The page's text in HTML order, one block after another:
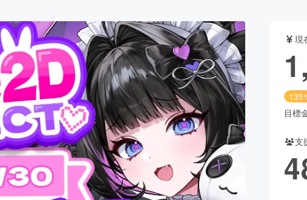
音楽 舞台・パフォーマン
ゲーム・サービス開発 フード・飲食店
書籍・雑誌出版 アニメ・漫画
チャレンジ ビューティー・ヘル
現
目標
支